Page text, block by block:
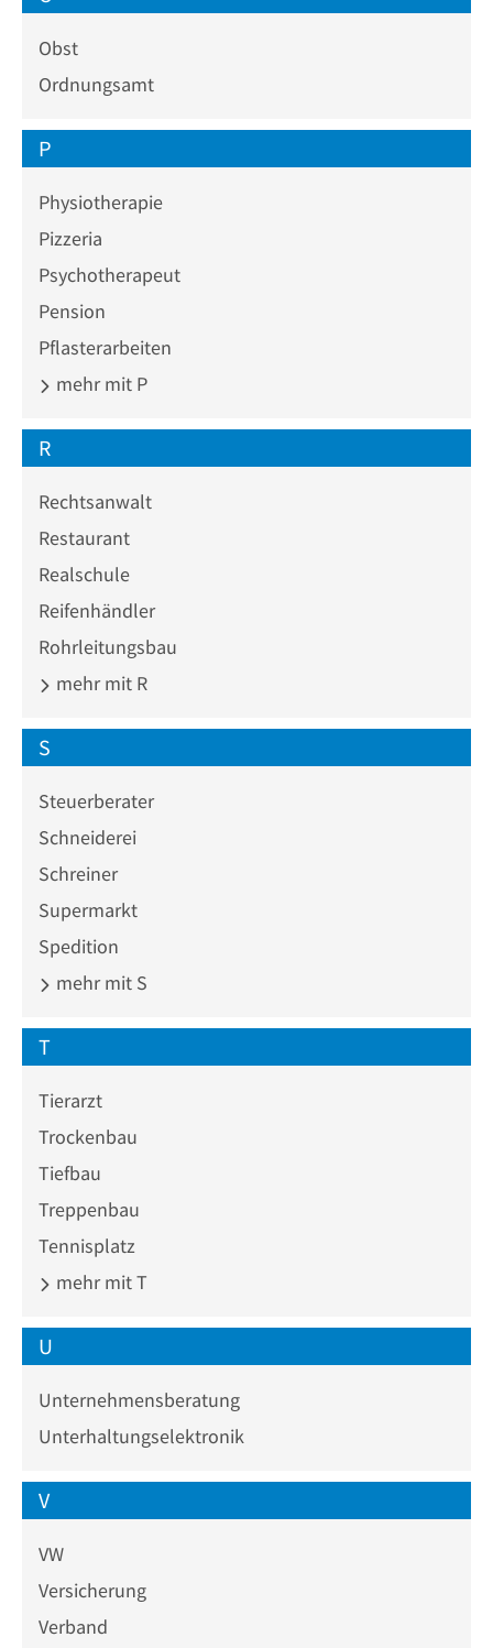
Obst
Ordnungsamt
P
Physiotherapie
Pizzeria
Psychotherapeut
Pension
Pflasterarbeiten
mehr mit P
R
Rechtsanwalt
Restaurant
Realschule
Reifenhändler
Rohrleitungsbau
mehr mit R
S
Steuerberater
Schneiderei
Schreiner
Supermarkt
Spedition
mehr mit S
T
Tierarzt
Trockenbau
Tiefbau
Treppenbau
Tennisplatz
mehr mit T
U
Unternehmensberatung
Unterhaltungselektronik
V
VW
Versicherung
Verband